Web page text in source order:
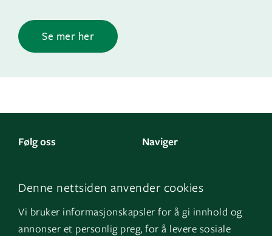
Denne nettsiden anvender cookies
Vi bruker informasjonskapsler for å gi innhold og
annonser et personlig preg, for å levere sosiale
Se mer her
Følg oss
Facebook
Instagram
Naviger
Om oss
GK Sverige